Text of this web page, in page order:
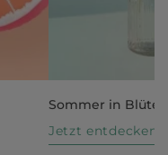
Sommer in Blüte
Jetzt entdecken